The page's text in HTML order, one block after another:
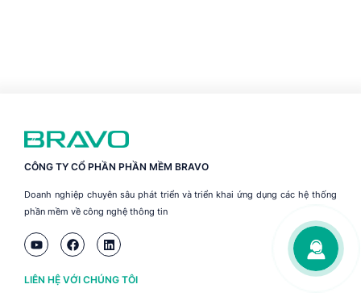
CÔNG TY CỔ PHẦN PHẦN MỀM BRAVO
Doanh nghiệp chuyên sâu phát triển và triển khai ứng dụng các hệ thống
phần mềm về công nghệ thông tin
LIÊN HỆ VỚI CHÚNG TÔI